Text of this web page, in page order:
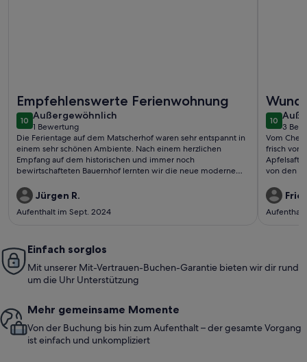
Empfehlenswerte Ferienwohnung
1010 von 10
Außergewöhnlich
außergewöhnlich
1 Bewertung
(1
bewertung)
Die Ferientage auf dem Matscherhof waren sehr entspannt in
einem sehr schönen Ambiente. Nach einem herzlichen
Empfang auf dem historischen und immer noch
bewirtschafteten Bauernhof lernten wir die neue moderne
Die Gastgeber waren immer ansprechbar. Besonders lecker
waren Tomaten und Pflaumen vom Hof.
Jürgen R.
Aufenthalt im Sept. 2024
1010 von
3
(3
Vom
frisch vom
Apfelsaft
von den
Abfahrt,
ist die
Einfach sorglos
Mit unserer Mit-Vertrauen-Buchen-Garantie bieten wir dir rund
um die Uhr Unterstützung
Mehr gemeinsame Momente
Von der Buchung bis hin zum Aufenthalt – der gesamte Vorgang
ist einfach und unkompliziert